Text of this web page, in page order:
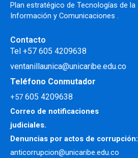
Plan estratégico de Tecnologías de la
Información y Comunicaciones .
Contacto
Tel +57 605 4209638
ventanillaunica@unicaribe.edu.co
Teléfono Conmutador
+57 605 4209638
Correo de notificaciones
judiciales.
Denuncias por actos de corrupción:
anticorrupcion@unicaribe.edu.co